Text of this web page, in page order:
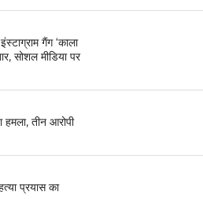
गैंग ‘काला
सोशल मीडिया पर
तीन आरोपी
प्रयास का